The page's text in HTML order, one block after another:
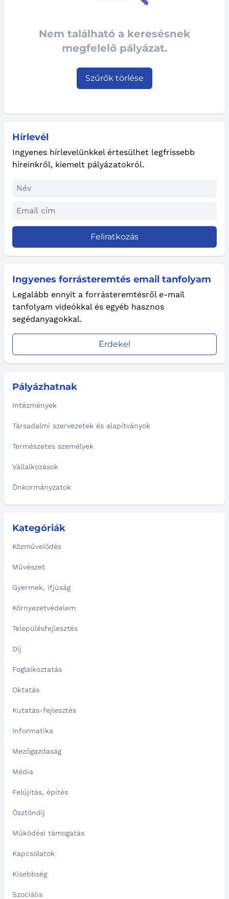
Hírlevél
Ingyenes hírlevelünkkel értesülhet legfrissebb
híreinkről, kiemelt pályázatokról.
Feliratkozás
Ingyenes forrásteremtés email tanfolyam
Legalább ennyit a forrásteremtésről e-mail
tanfolyam videókkal és egyéb hasznos
segédanyagokkal.
Érdekel
Pályázhatnak
Intézmények
Társadalmi szervezetek és alapítványok
Természetes személyek
Vállalkozások
Önkormányzatok
Kategóriák
Közművelődés
Művészet
Gyermek, ifjúság
Környezetvédelem
Településfejlesztés
Díj
Foglalkoztatás
Oktatás
Kutatás-fejlesztés
Informatika
Mezőgazdaság
Média
Felújítás, építés
Ösztöndíj
Működési támogatás
Kapcsolatok
Kisebbség
Szociális
Nem található a keresésnek
megfelelő pályázat.
Szűrők törlése